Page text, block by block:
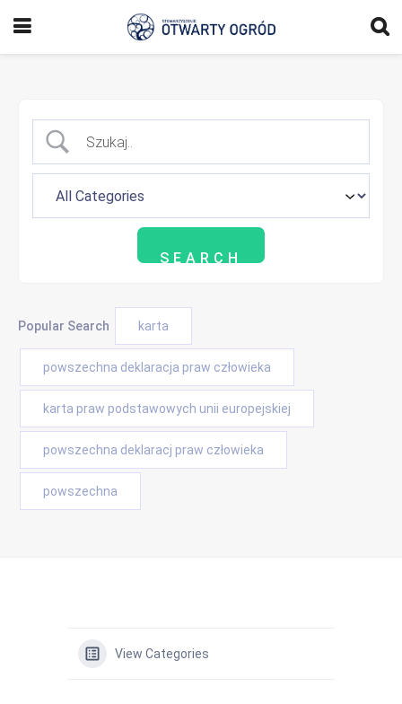
Popular Search karta
powszechna deklaracja praw człowieka
karta praw podstawowych unii europejskiej
powszechna deklaracj praw człowieka
powszechna
View Categories